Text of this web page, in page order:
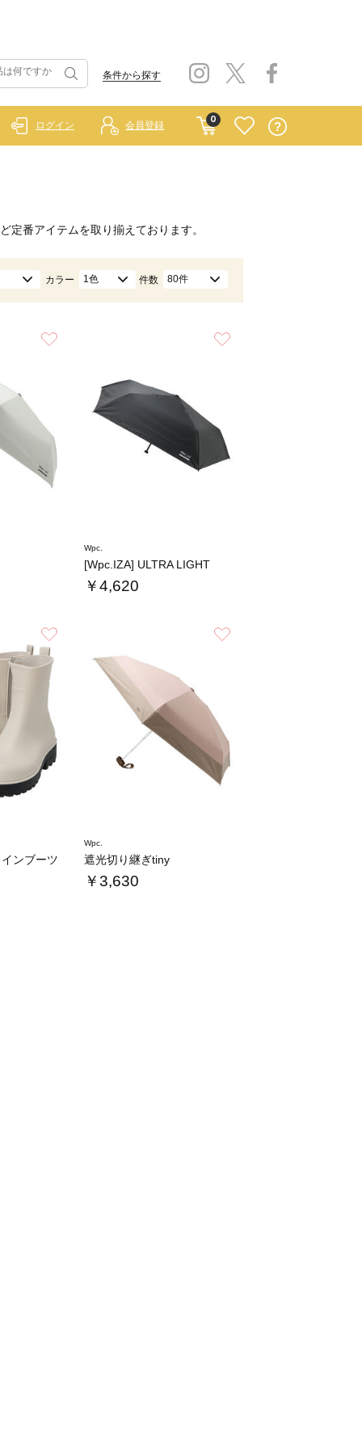
条件から探す
0
ログイン 会員登録
定番アイテムを取り揃えております。
カラー 1色 件数 80件
Wpc.
[Wpc.IZA] ULTRA LIGHT
￥4,620
ンブーツ
Wpc.
遮光切り継ぎtiny
￥3,630